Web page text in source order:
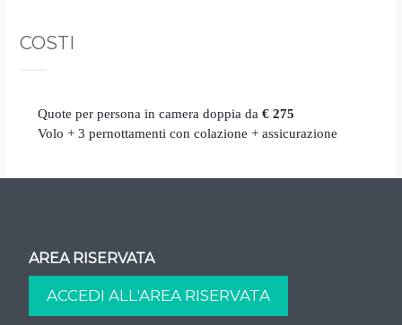
COSTI
Quote per persona in camera doppia da€ 275
Volo + 3 pernottamenti con colazione + assicurazione
AREA RISERVATA